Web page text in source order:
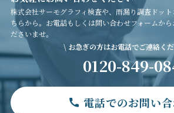
株式会社サーモグラフィ検査や、雨漏り調査ドッ
ちらから。お電話もしくは問い合わせフォームか
ださいませ。
\ お急ぎの方はお電話でご連絡く
0120-849-
電話でのお問い